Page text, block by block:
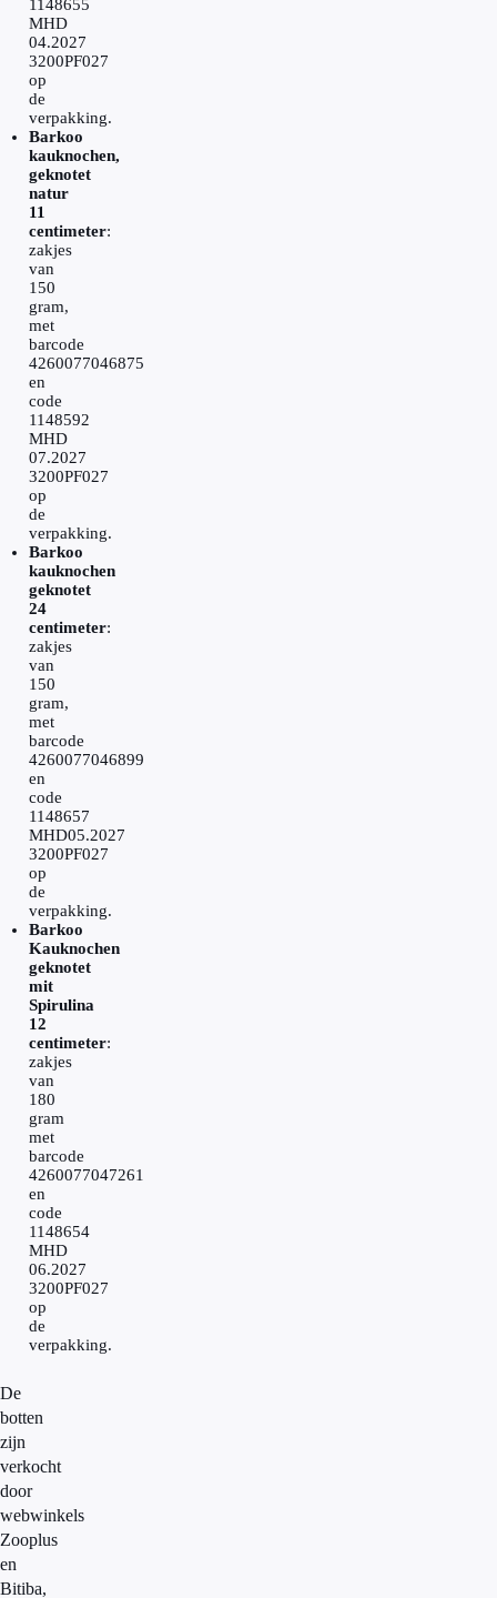
1148655
MHD
04.2027
3200PF027
op
de
verpakking.
Barkoo
kauknochen,
geknotet
natur
11
centimeter:
zakjes
van
150
gram,
met
barcode
4260077046875
en
code
1148592
MHD
07.2027
3200PF027
op
de
verpakking.
Barkoo
kauknochen
geknotet
24
centimeter:
zakjes
van
150
gram,
met
barcode
4260077046899
en
code
1148657
MHD05.2027
3200PF027
op
de
verpakking.
Barkoo
Kauknochen
geknotet
mit
Spirulina
12
centimeter:
zakjes
van
180
gram
met
barcode
4260077047261
en
code
1148654
MHD
06.2027
3200PF027
op
de
verpakking.
De
botten
zijn
verkocht
door
webwinkels
Zooplus
en
Bitiba,